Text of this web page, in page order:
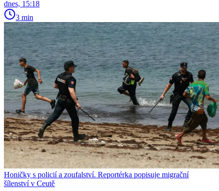
dnes, 15:18
3 min
Honičky s policií a zoufalství. Reportérka popisuje migrační
šílenství v Ceutě